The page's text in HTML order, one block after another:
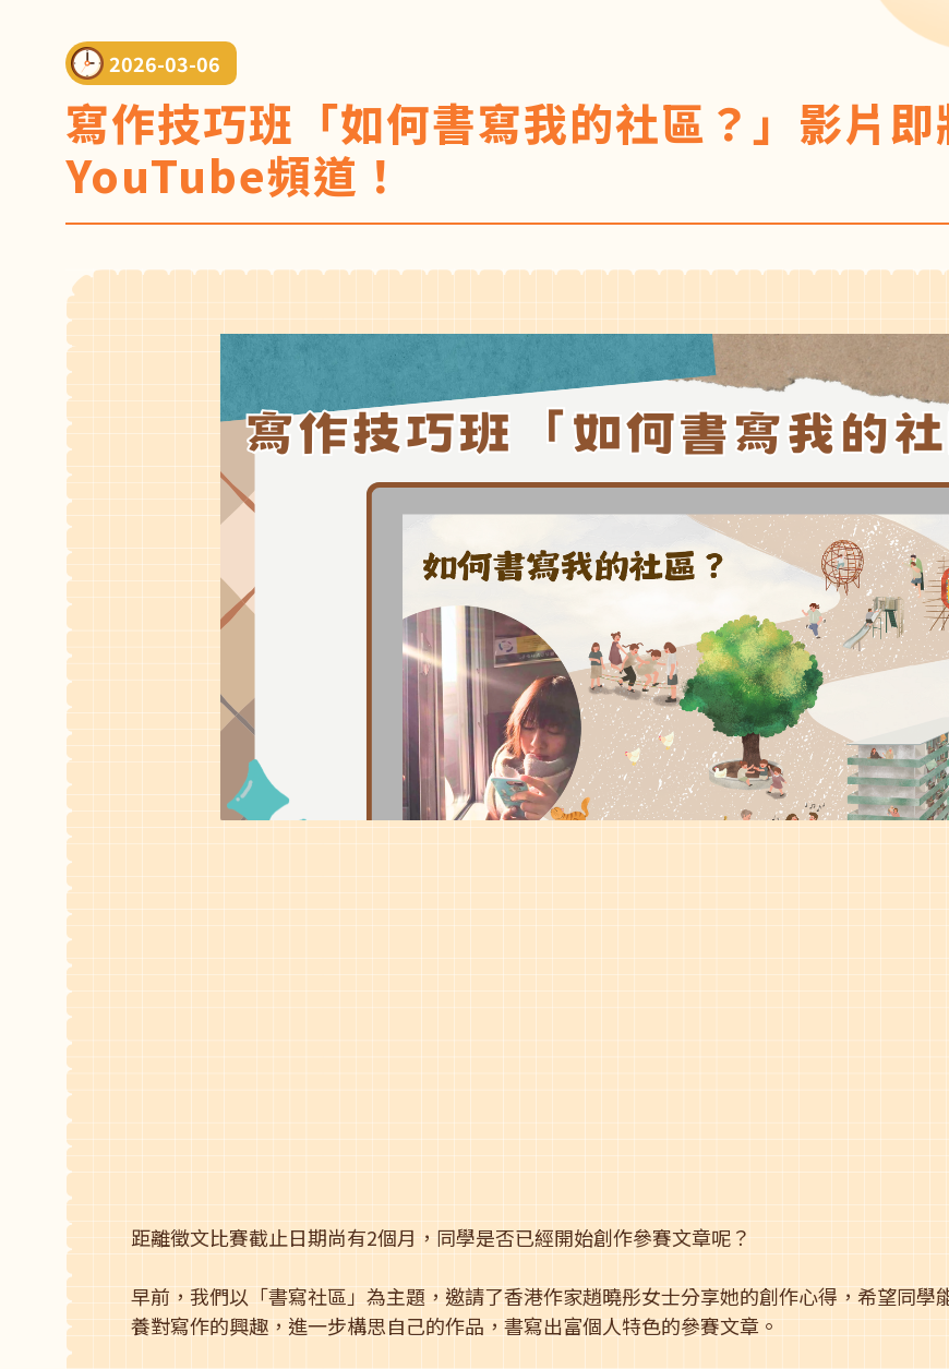
2026-03-06
寫作技巧班「如何書寫我的社區？」影片
YouTube頻道！
距離徵文比賽截止日期尚有2個月，同學是否已經開始創作參賽文章呢？
早前，我們以「書寫社區」為主題，邀請了香港作家趙曉彤女士分享她的創作心得，希望同
養對寫作的興趣，進一步構思自己的作品，書寫出富個人特色的參賽文章。